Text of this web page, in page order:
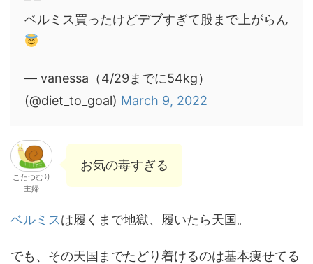
ベルミス買ったけどデブすぎて股まで上がらん
— vanessa（4/29までに54kg）
(@diet_to_goal) March 9, 2022
こたつむり
主婦
お気の毒すぎる
ベルミスは履くまで地獄、履いたら天国。
でも、その天国までたどり着けるのは基本痩せてる